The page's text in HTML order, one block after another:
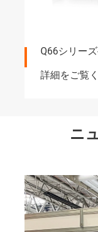
Q66シリー
詳細をご覧
ニ